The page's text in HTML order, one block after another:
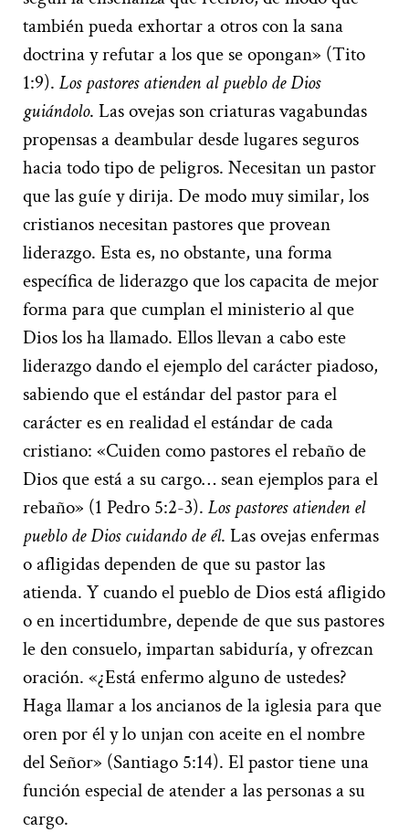
también pueda exhortar a otros con la sana
doctrina y refutar a los que se opongan» (Tito
1:9). Los pastores atienden al pueblo de Dios
guiándolo. Las ovejas son criaturas vagabundas
propensas a deambular desde lugares seguros
hacia todo tipo de peligros. Necesitan un pastor
que las guíe y dirija. De modo muy similar, los
cristianos necesitan pastores que provean
liderazgo. Esta es, no obstante, una forma
específica de liderazgo que los capacita de mejor
forma para que cumplan el ministerio al que
Dios los ha llamado. Ellos llevan a cabo este
liderazgo dando el ejemplo del carácter piadoso,
sabiendo que el estándar del pastor para el
carácter es en realidad el estándar de cada
cristiano: «Cuiden como pastores el rebaño de
Dios que está a su cargo… sean ejemplos para el
rebaño» (1 Pedro 5:2-3). Los pastores atienden el
pueblo de Dios cuidando de él. Las ovejas enfermas
o afligidas dependen de que su pastor las
atienda. Y cuando el pueblo de Dios está afligido
o en incertidumbre, depende de que sus pastores
le den consuelo, impartan sabiduría, y ofrezcan
oración. «¿Está enfermo alguno de ustedes?
Haga llamar a los ancianos de la iglesia para que
oren por él y lo unjan con aceite en el nombre
del Señor» (Santiago 5:14). El pastor tiene una
función especial de atender a las personas a su
cargo.